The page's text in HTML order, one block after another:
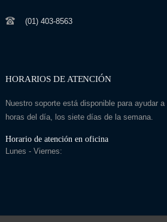
(01) 403-8563
HORARIOS DE ATENCIÓN
Nuestro soporte está disponible para ayudar a
horas del día, los siete días de la semana.
Horario de atención en oficina
Lunes - Viernes: